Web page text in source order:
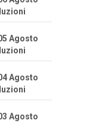
Agosto
Agosto
Agosto